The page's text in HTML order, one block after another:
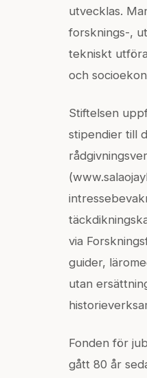
utvecklas.
forsknings-,
tekniskt
och
Stiftelsen
stipendier till
via
guider,
utan
Fonden för
gått 80 år